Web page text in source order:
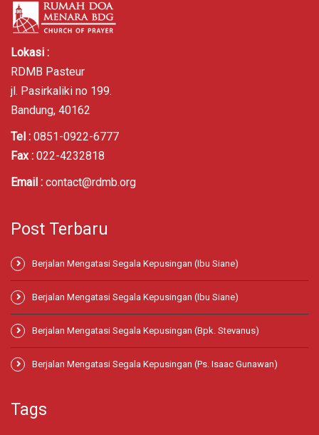
Lokasi :
RDMB Pasteur
jl. Pasirkaliki no 199.
Bandung, 40162
Tel : 0851-0922-6777
Fax : 022-4232818
Email : contact@rdmb.org
Post Terbaru
Berjalan Mengatasi Segala Kepusingan (Ibu Siane)
Berjalan Mengatasi Segala Kepusingan (Ibu Siane)
Berjalan Mengatasi Segala Kepusingan (Bpk. Stevanus)
Berjalan Mengatasi Segala Kepusingan (Ps. Isaac Gunawan)
Tags